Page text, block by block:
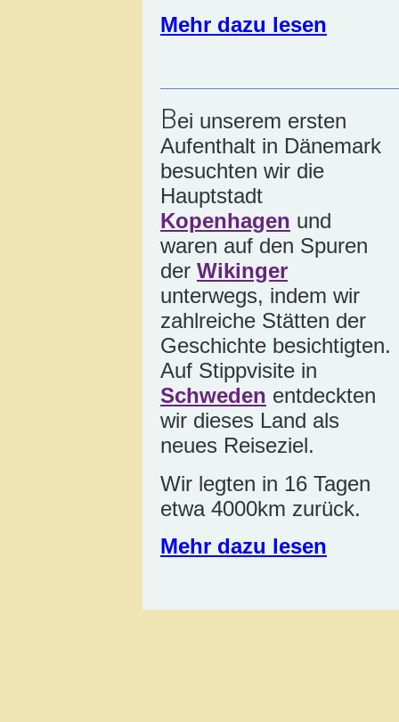
Mehr dazu lesen
Bei unserem ersten
Aufenthalt in Dänemark
besuchten wir die
Hauptstadt
Kopenhagen und
waren auf den Spuren
der Wikinger
unterwegs, indem wir
zahlreiche Stätten der
Geschichte besichtigten.
Auf Stippvisite in
Schweden entdeckten
wir dieses Land als
neues Reiseziel.
Wir legten in 16 Tagen
etwa 4000km zurück.
Mehr dazu lesen